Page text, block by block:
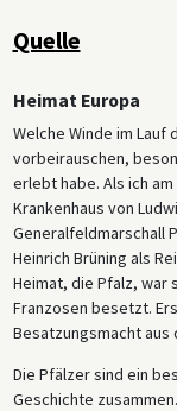
Quelle
Heimat Europa
Welche Winde im Lauf
vorbeirauschen,
erlebt habe. Als ich
Krankenhaus von
Generalfeldmarschall
Heinrich Brüning als
Heimat, die Pfalz, war
Franzosen besetzt.
Besatzungsmacht aus
Die Pfälzer sind ein
Geschichte